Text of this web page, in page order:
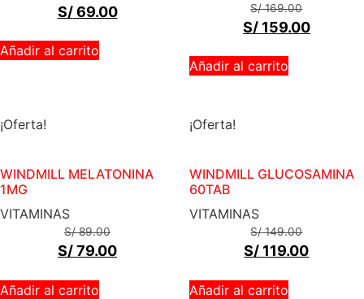
S/69.00
Añadir al carrito
S/169.00
S/159.00
Añadir al carrito
¡Oferta!
WINDMILL MELATONINA
1MG
VITAMINAS
S/89.00
S/79.00
Añadir al carrito
¡Oferta!
WINDMILL GLUCOSAMINA
60TAB
VITAMINAS
S/149.00
S/ 119.00
Añadir al carrito